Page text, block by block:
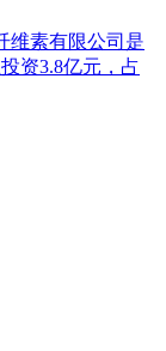
维素有限公司是
资3.8亿元，占